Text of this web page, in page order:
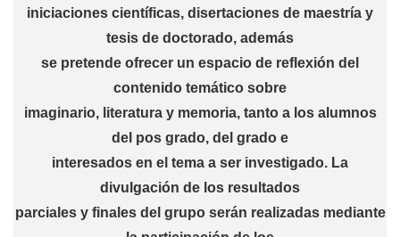
iniciaciones científicas, disertaciones de maestría y
tesis de doctorado, además
se pretende ofrecer un espacio de reflexión del
contenido temático sobre
imaginario, literatura y memoria, tanto a los alumnos
del pos grado, del grado e
interesados en el tema a ser investigado. La
divulgación de los resultados
parciales y finales del grupo serán realizadas mediante